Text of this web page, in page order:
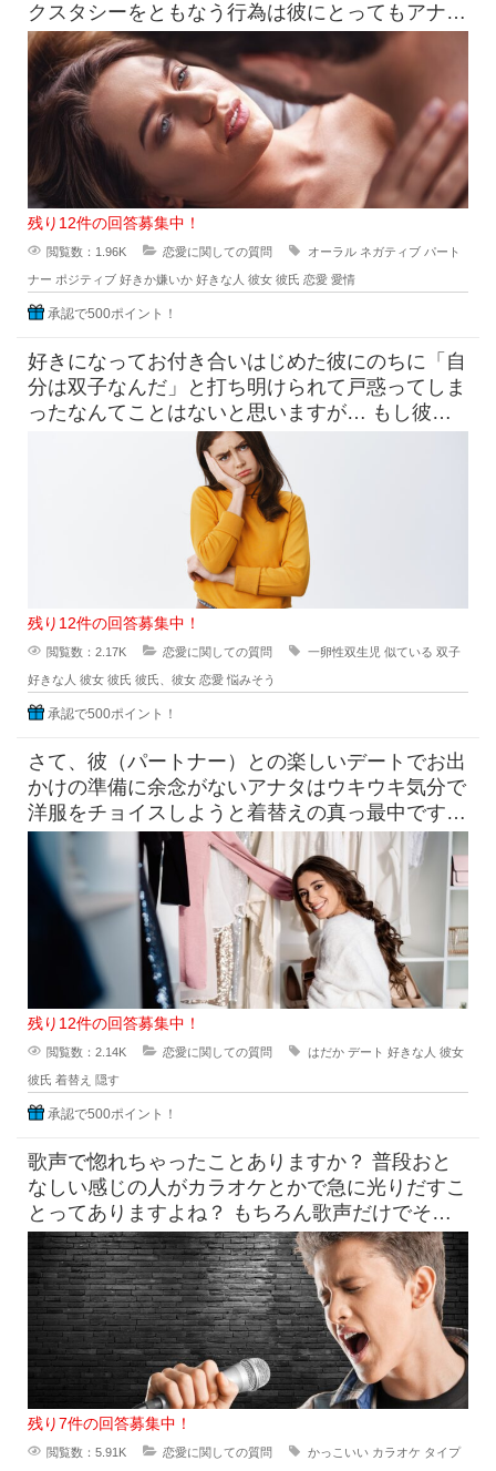
クスタシーをともなう行為は彼にとってもアナタ
にとっても、相手への愛情を表
残り12件の回答募集中！
閲覧数：1.96K 恋愛に関しての質問 オーラル ネガティブ パート
ナー ポジティブ 好きか嫌いか 好きな人 彼女 彼氏 恋愛 愛情
承認で500ポイント！
好きになってお付き合いはじめた彼にのちに「自
分は双子なんだ」と打ち明けられて戸惑ってしま
ったなんてことはないと思いますが… もし彼が
一卵性双生児であらゆる面で
残り12件の回答募集中！
閲覧数：2.17K 恋愛に関しての質問 一卵性双生児 似ている 双子
好きな人 彼女 彼氏 彼氏、彼女 恋愛 悩みそう
承認で500ポイント！
さて、彼（パートナー）との楽しいデートでお出
かけの準備に余念がないアナタはウキウキ気分で
洋服をチョイスしようと着替えの真っ最中です！
そこへ素っ裸にちかい状態でい
残り12件の回答募集中！
閲覧数：2.14K 恋愛に関しての質問 はだか デート 好きな人 彼女
彼氏 着替え 隠す
承認で500ポイント！
歌声で惚れちゃったことありますか？ 普段おと
なしい感じの人がカラオケとかで急に光りだすこ
とってありますよね？ もちろん歌声だけでその
他の要素は無視できる
残り7件の回答募集中！
閲覧数：5.91K 恋愛に関しての質問 かっこいい カラオケ タイプ